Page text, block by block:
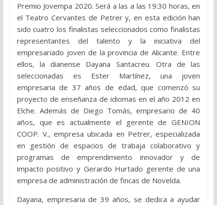
Premio Jovempa 2020. Será a las a las 19:30 horas, en
el Teatro Cervantes de Petrer y, en esta edición han
sido cuatro los finalistas seleccionados como finalistas
representantes del talento y la iniciativa del
empresariado joven de la provincia de Alicante. Entre
ellos, la dianense Dayana Santacreu. Otra de las
seleccionadas es Ester Martínez, una joven
empresaria de 37 años de edad, que comenzó su
proyecto de enseñanza de idiomas en el año 2012 en
Elche. Además de Diego Tomás, empresario de 40
años, que es actualmente el gerente de GENION
COOP. V., empresa ubicada en Petrer, especializada
en gestión de espacios de trabaja colaborativo y
programas de emprendimiento innovador y de
impacto positivo y Gerardo Hurtado gerente de una
empresa de administración de fincas de Novelda.
Dayana, empresaria de 39 años, se dedica a ayudar